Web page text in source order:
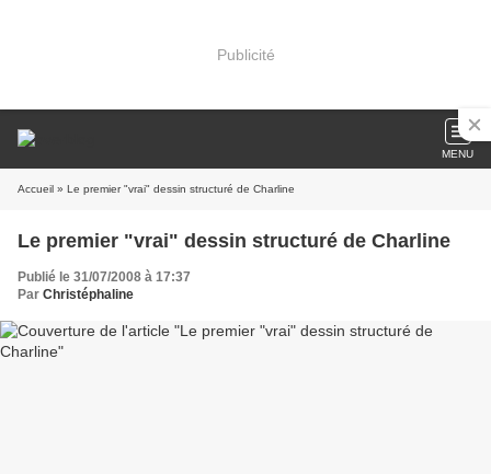
Publicité
MENU
Accueil » Le premier "vrai" dessin structuré de Charline
Le premier "vrai" dessin structuré de Charline
Publié le 31/07/2008 à 17:37
Par Christéphaline